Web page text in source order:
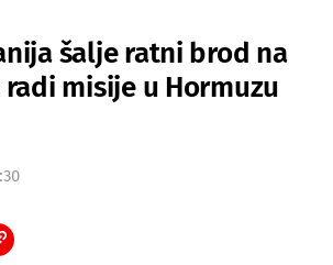
šalje ratni brod na
misije u Hormuzu